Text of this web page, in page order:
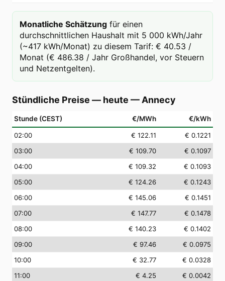
Monatliche Schätzung für einen
durchschnittlichen Haushalt mit 5 000 kWh/Jahr
(~417 kWh/Monat) zu diesem Tarif: € 40.53 /
Monat (€ 486.38 / Jahr Großhandel, vor Steuern
und Netzentgelten).
Stündliche Preise — heute — Annecy
Stunde (CEST) €/MWh €/kWh
02:00 € 122.11
€ 0.1221
03:00 € 109.70
€ 0.1097
04:00 € 109.32
€ 0.1093
05:00 € 124.26
€ 0.1243
06:00 € 145.06
€ 0.1451
07:00 € 147.77
€ 0.1478
08:00 € 140.23
€ 0.1402
09:00 € 97.46
€ 0.0975
10:00 € 32.77
€ 0.0328
11:00 € 4.25
€ 0.0042